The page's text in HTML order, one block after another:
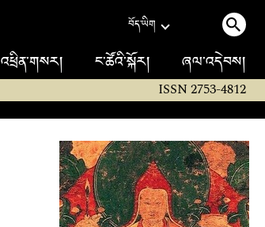
བོད་ཡིག
འཕྲིན་གསར། ང་ཚོའི་སྐོར། ཞལ་འདེབས།
ISSN 2753-4812